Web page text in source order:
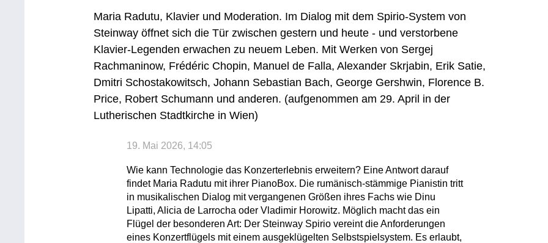
Maria Radutu, Klavier und Moderation. Im Dialog mit dem Spirio-System von
Steinway öffnet sich die Tür zwischen gestern und heute - und verstorbene
Klavier-Legenden erwachen zu neuem Leben. Mit Werken von Sergej
Rachmaninow, Frédéric Chopin, Manuel de Falla, Alexander Skrjabin, Erik Satie,
Dmitri Schostakowitsch, Johann Sebastian Bach, George Gershwin, Florence B.
Price, Robert Schumann und anderen. (aufgenommen am 29. April in der
Lutherischen Stadtkirche in Wien)
19. Mai 2026, 14:05
Wie kann Technologie das Konzerterlebnis erweitern? Eine Antwort darauf
findet Maria Radutu mit ihrer PianoBox. Die rumänisch-stämmige Pianistin tritt
in musikalischen Dialog mit vergangenen Größen ihres Fachs wie Dinu
Lipatti, Alicia de Larrocha oder Vladimir Horowitz. Möglich macht das ein
Flügel der besonderen Art: Der Steinway Spirio vereint die Anforderungen
eines Konzertflügels mit einem ausgeklügelten Selbstspielsystem. Es erlaubt,